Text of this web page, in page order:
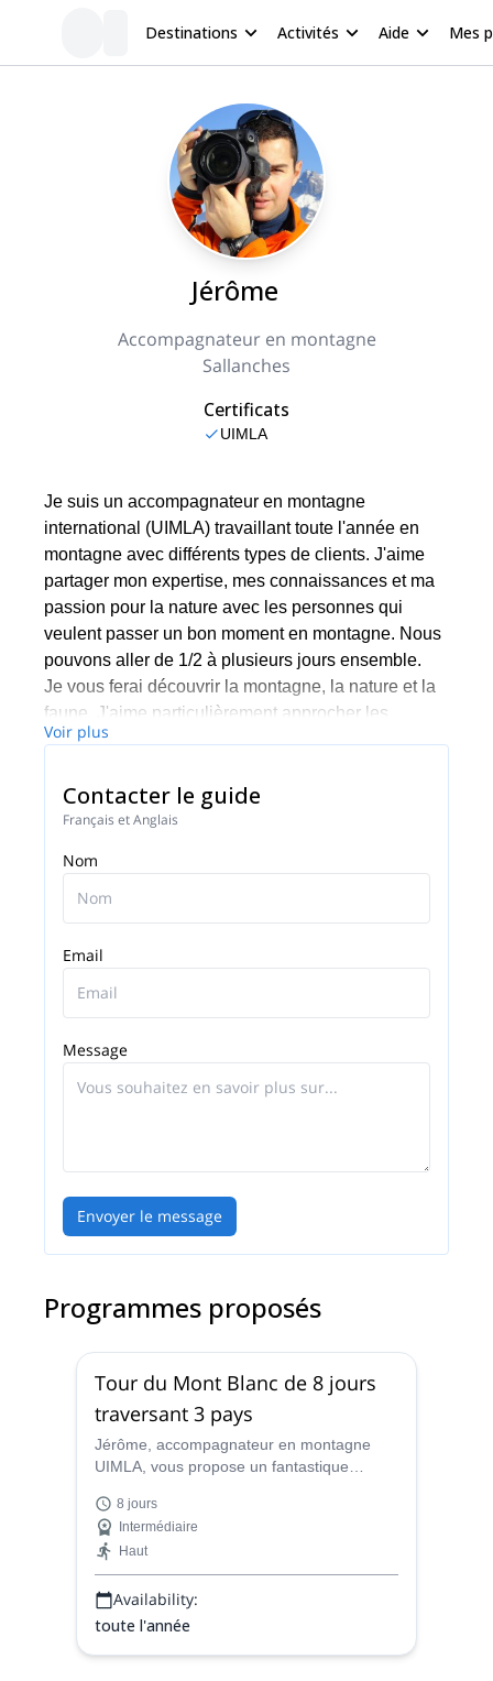
Destinations Activités Aide Mes
Jérôme
Accompagnateur en montagne
Sallanches
Certificats
UIMLA
Je suis un accompagnateur en montagne
international (UIMLA) travaillant toute l'année en
montagne avec différents types de clients. J'aime
partager mon expertise, mes connaissances et ma
passion pour la nature avec les personnes qui
veulent passer un bon moment en montagne. Nous
pouvons aller de 1/2 à plusieurs jours ensemble.
Je vous ferai découvrir la montagne, la nature et la
faune. J'aime particulièrement approcher les
animaux, venez en faire l'expérience avec moi.
pour les photographes qui nous permettent de voir
l'environnement et les humains différemment.
personnes handicapées que j'élève sur place !
J'aime aussi voyager à l'étranger car j'adore
découvrir de nouvelles choses et apprendre de
nouvelles cultures.
Haute Savoie. Je me ferai un plaisir de vous guider
Voir plus
Contacter le guide
Français et Anglais
Nom
Email
Message
Envoyer le message
Programmes proposés
Tour du Mont Blanc de 8 jours
traversant 3 pays
Jérôme, accompagnateur en montagne
UIMLA, vous propose un fantastique
Blanc. De la France à l'Italie puis à la
Suisse, en dormant dans des refuges de
montagne.
8 jours
Intermédiaire
Haut
Availability:
toute l'année